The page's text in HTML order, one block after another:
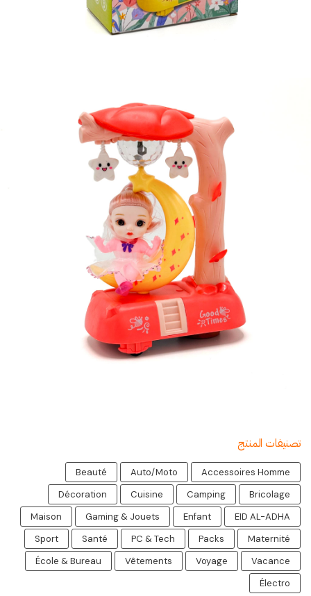
تصنيفات المنتج
Accessoires Homme
Auto/Moto
Beauté
Bricolage
Camping
Cuisine
Décoration
EID AL-ADHA
Enfant
Gaming & Jouets
Maison
Maternité
Packs
PC & Tech
Santé
Sport
Vacance
Voyage
Vêtements
École & Bureau
Électro